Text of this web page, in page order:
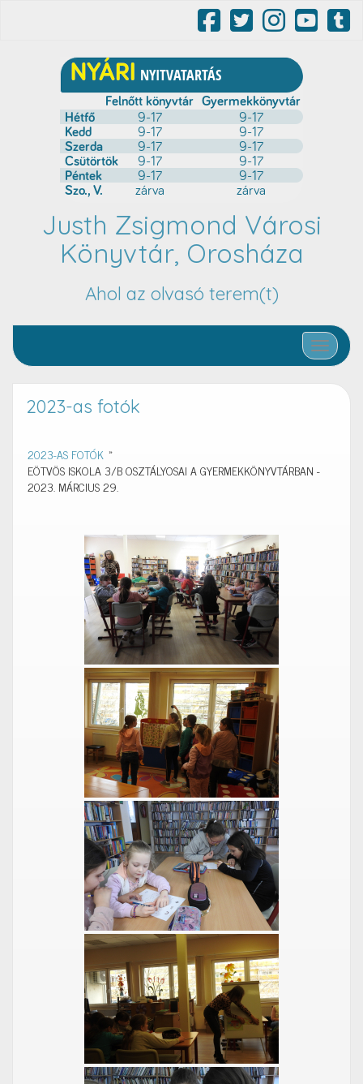
Justh Zsigmond Városi
Könyvtár, Orosháza
Ahol az olvasó terem(t)
Toggle
2023-as fotók
2023-AS FOTÓK »
EÖTVÖS ISKOLA 3/B OSZTÁLYOSAI A GYERMEKKÖNYVTÁRBAN -
2023. MÁRCIUS 29.